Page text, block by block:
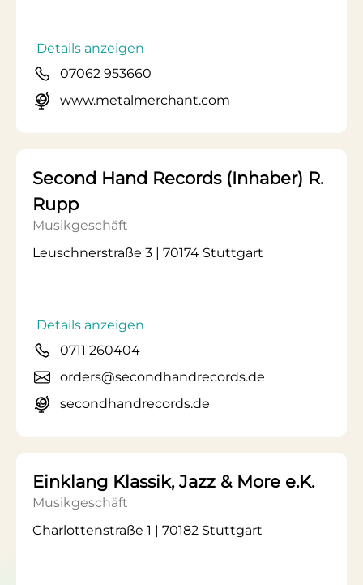
Details anzeigen
07062 953660
www.metalmerchant.com
Second Hand Records (Inhaber) R.
Rupp
Musikgeschäft
Leuschnerstraße 3 | 70174 Stuttgart
Details anzeigen
0711 260404
orders@secondhandrecords.de
secondhandrecords.de
Einklang Klassik, Jazz & More e.K.
Musikgeschäft
Charlottenstraße 1 | 70182 Stuttgart